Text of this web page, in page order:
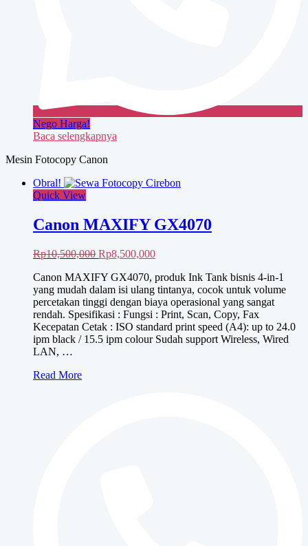
Nego Harga!
Baca selengkapnya
Mesin Fotocopy Canon
Obral!
Quick View
Canon MAXIFY GX4070
Rp10,500,000 Harga
adalah:
Rp10,500,000.
Rp8,500,000Harga
ini
adalah:
Rp8,500,000.
Canon MAXIFY GX4070, produk Ink Tank bisnis 4-in-1
yang mudah dalam isi ulang tintanya, cocok untuk volume
percetakan tinggi dengan biaya operasional yang sangat
rendah. Spesifikasi : Fungsi : Print, Scan, Copy, Fax
Kecepatan Cetak : ISO standard print speed (A4): up to 24.0
ipm black / 15.5 ipm colour Sudah support Wireless, Wired
LAN, …
Canon
Read More